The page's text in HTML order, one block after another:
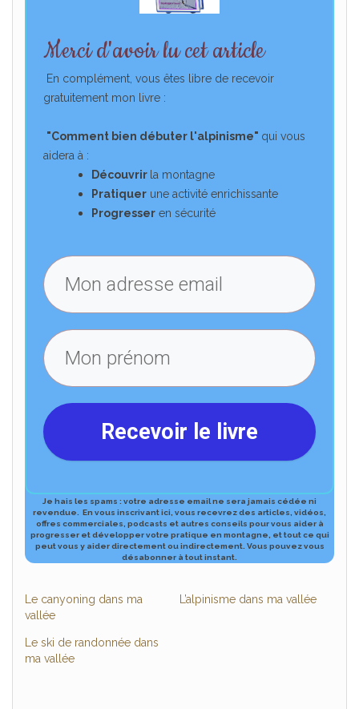
Merci d'avoir lu cet article
En complément, vous êtes libre de recevoir
gratuitement mon livre :
"Comment bien débuter l'alpinisme" qui vous
aidera à :
Découvrir la montagne
Pratiquer une activité enrichissante
Progresser en sécurité
Recevoir le livre
Je hais les spams : votre adresse email ne sera jamais cédée ni
revendue.
En vous inscrivant ici, vous recevrez des articles, vidéos,
offres commerciales, podcasts et autres conseils pour vous aider à
progresser et développer votre pratique en montagne, et tout ce qui
peut vous y aider directement ou indirectement. Vous pouvez vous
désabonner à tout ​instant.
Le canyoning dans ma
vallée
L’alpinisme dans ma vallée
Le ski de randonnée dans
ma vallée